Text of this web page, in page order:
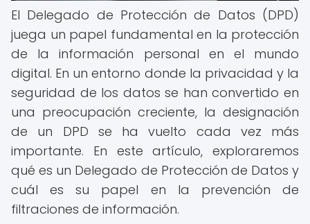
El Delegado de Protección de Datos (DPD)
juega un papel fundamental en la protección
de la información personal en el mundo
digital. En un entorno donde la privacidad y la
seguridad de los datos se han convertido en
una preocupación creciente, la designación
de un DPD se ha vuelto cada vez más
importante. En este artículo, exploraremos
qué es un Delegado de Protección de Datos y
cuál es su papel en la prevención de
filtraciones de información.